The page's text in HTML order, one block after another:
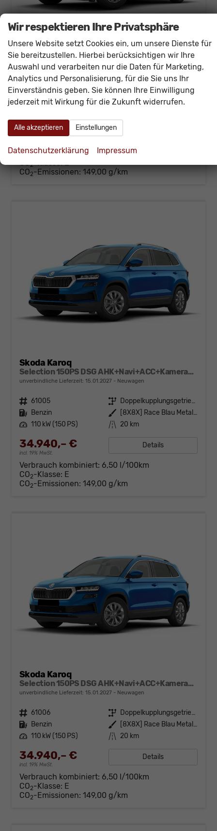
Skoda Karoq
Selection 150PS DSG AHK+Navi+ACC+Kamera+Kessy+Sitzheizung+GV5+Ambiente
unverbindliche Lieferzeit:15.01.2027 Neuwagen
Fahrzeugnr. 61004 Getriebe
Doppelkupplungsgetriebe (DSG)
Kraftstoff Benzin Außenfarbe
34.940,– €
Verbrauch kombiniert:6,50 l/100km
CO2-Klasse: E
CO2-Emissionen: 149,00 g/km
Skoda Karoq
Selection 150PS DSG AHK+Navi+ACC+Kamera+Kessy+Sitzheizung+GV5+Ambiente
unverbindliche Lieferzeit: 15.01.2027 Neuwagen
Fahrzeugnr. 61005 Getriebe
Doppelkupplungsgetriebe (DSG)
Kraftstoff Benzin Außenfarbe
[8X8X] Race Blau Metallic
Leistung 110 kW (150 PS) Kilometerstand 20 km
34.940,– €
incl. 19% MwSt.
Details
Verbrauch kombiniert: 6,50 l/100km
CO2-Klasse: E
CO2-Emissionen: 149,00 g/km
Skoda Karoq
Selection 150PS DSG AHK+Navi+ACC+Kamera+Kessy+Sitzheizung+GV5+Ambiente
unverbindliche Lieferzeit: 15.01.2027 Neuwagen
Fahrzeugnr. 61006 Getriebe
Doppelkupplungsgetriebe (DSG)
Kraftstoff Benzin Außenfarbe
[8X8X] Race Blau Metallic
Leistung 110 kW (150 PS) Kilometerstand 20 km
34.940,– €
incl. 19% MwSt.
Details
Verbrauch kombiniert: 6,50 l/100km
CO2-Klasse: E
CO2-Emissionen: 149,00 g/km
Wir respektieren Ihre Privatsphäre
Unsere Website setzt Cookies ein, um unsere Dienste für
Sie bereitzustellen. Hierbei berücksichtigen wir Ihre
Auswahl und verarbeiten nur die Daten für Marketing,
Analytics und Personalisierung, für die Sie uns Ihr
Einverständnis geben. Sie können Ihre Einwilligung
jederzeit mit Wirkung für die Zukunft widerrufen.
Alle akzeptieren Einstellungen
Datenschutzerklärung Impressum